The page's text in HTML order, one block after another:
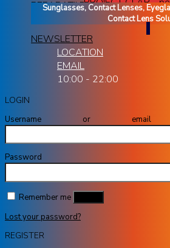
REPARATII RAME OCHELARI
Sunglasses, Contact Lenses,
Contact Lens
NEWSLETTER
LOCATION
EMAIL
10:00 - 22:00
LOGIN
Username or
Remember me
Lost your password?
REGISTER